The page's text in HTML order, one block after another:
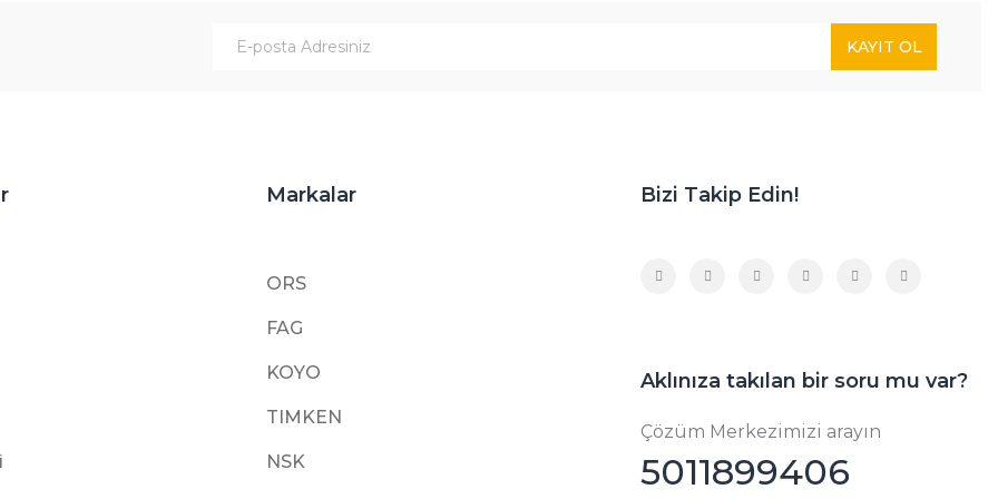
KAYIT OL
Markalar
ORS
FAG
KOYO
TIMKEN
NSK
Bizi Takip Edin!
Aklınıza takılan bir soru mu var?
Çözüm Merkezimizi arayın
5011899406